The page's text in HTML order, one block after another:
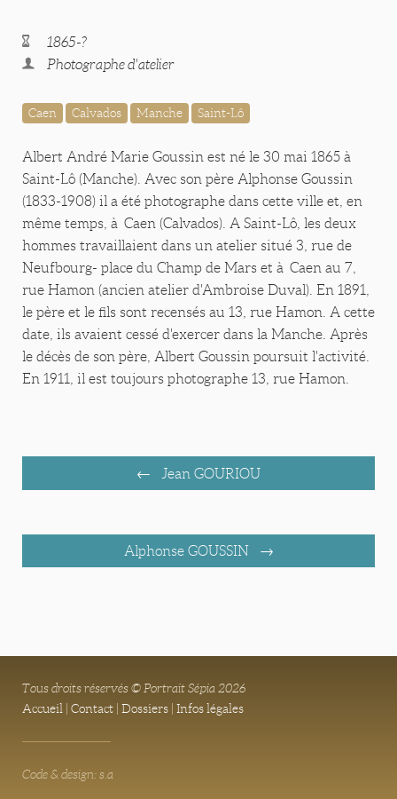
1865-?
Photographe d'atelier
Caen Calvados Manche Saint-Lô
Albert André Marie Goussin est né le 30 mai 1865 à
Saint-Lô (Manche). Avec son père Alphonse Goussin
(1833-1908) il a été photographe dans cette ville et, en
même temps, à Caen (Calvados). A Saint-Lô, les deux
hommes travaillaient dans un atelier situé 3, rue de
Neufbourg- place du Champ de Mars et à Caen au 7,
rue Hamon (ancien atelier d'Ambroise Duval). En 1891,
le père et le fils sont recensés au 13, rue Hamon. A cette
date, ils avaient cessé d'exercer dans la Manche. Après
le décès de son père, Albert Goussin poursuit l'activité.
En 1911, il est toujours photographe 13, rue Hamon.
Jean GOURIOU
Alphonse GOUSSIN
Tous droits réservés © Portrait Sépia 2026
Accueil Contact Dossiers Infos légales
Code & design: s.a